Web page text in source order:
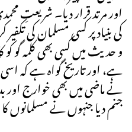
اور مرتد قرار دیا۔
کی بنیاد پر کسی مسلمان کی
و حدیث میں کسی بھی کلمہ گو کو
ہے، اور تاریخ گواہ ہے کہ
نے ماضی میں بھی خوارج اور
جنم دیا جنہوں نے مسلمانوں